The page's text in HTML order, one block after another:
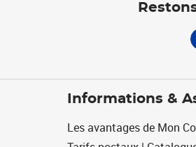
Informations &
Les avantages de Mon